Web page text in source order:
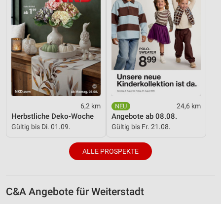
6,2 km
Herbstliche Deko-Woche
Gültig bis Di. 01.09.
24,6 km
Angebote ab 08.08.
Gültig bis Fr. 21.08.
ALLE PROSPEKTE
C&A Angebote für Weiterstadt
Nicht-IAB-Verarbeitungszwecke:
Notwendig
Performance
Funktional
Werbung